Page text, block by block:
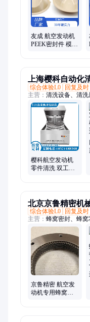
友成 航空发动机
PEEK密封件 模块
上海樱科自动化
综合体验L0
回复及时
主营： 清洗设备、清
真空干燥机、超声波
氢清洗机、溶剂清洗
樱科航空发动机
零件清洗 双工位
北京京鲁精密机
综合体验L0
回复及时
主营： 蜂窝密封、蜂
京鲁精密 航空发
动机专用蜂窝密